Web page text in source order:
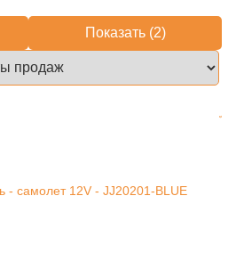
Показать (2)